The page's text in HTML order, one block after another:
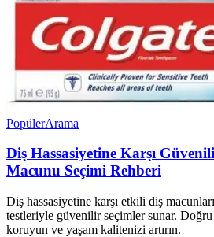
PopülerArama
Diş Hassasiyetine Karşı
Macunu Seçimi Rehberi
Diş hassasiyetine karşı etkili diş
testleriyle güvenilir seçimler sunar. Doğru
koruyun ve yaşam kalitenizi artırın.